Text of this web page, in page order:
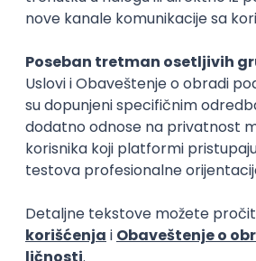
Zbog principa jednakih
mogu da se prijave mladi
prijavljivali prethodnih godina,
uključeni u pripremu
izvršnih organa nosioca
organizacija.
Na konkursu ne mogu
diplomatsko-konzularnih
drugih zemalja i
AI-generisani i kopirani
esejska pitanja u
biti prihvaćeni.